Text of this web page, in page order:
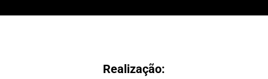
Realização: